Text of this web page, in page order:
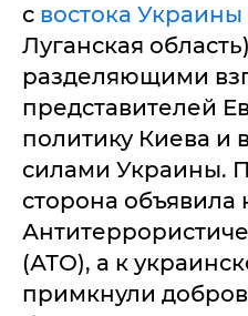
с востока Украины
Луганская
разделяющими
представителей
политику Киева и
силами Украины.
сторона объявила
(АТО), а к
примкнули